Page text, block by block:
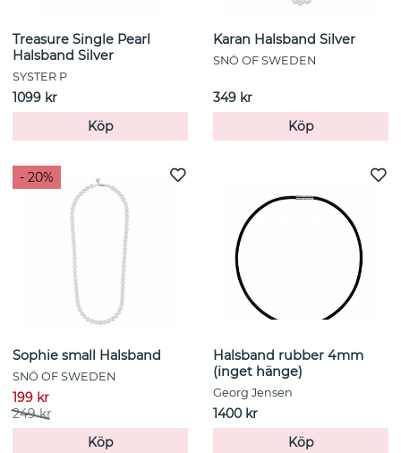
Treasure Single Pearl
Halsband Silver
SYSTER P
1099 kr
Köp
Karan Halsband Silver
SNÖ OF SWEDEN
349 kr
Köp
- 20%
Sophie small Halsband
SNÖ OF SWEDEN
199 kr
249 kr
Köp
Halsband rubber 4mm
(inget hänge)
Georg Jensen
1400 kr
Köp